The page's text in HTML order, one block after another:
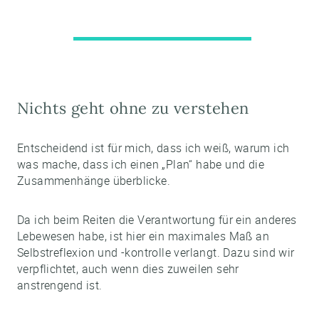
Nichts geht ohne zu verstehen
Entscheidend ist für mich, dass ich weiß, warum ich
was mache, dass ich einen „Plan“ habe und die
Zusammenhänge überblicke.
Da ich beim Reiten die Verantwortung für ein anderes
Lebewesen habe, ist hier ein maximales Maß an
Selbstreflexion und -kontrolle verlangt. Dazu sind wir
verpflichtet, auch wenn dies zuweilen sehr
anstrengend ist.